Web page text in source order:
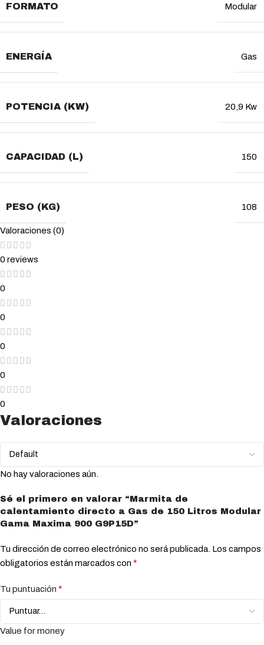
FORMATO Modular
ENERGÍA Gas
POTENCIA (KW) 20,9 Kw
CAPACIDAD (L) 150
PESO (KG) 108
Valoraciones (0)
0 reviews
0
0
0
0
0
Valoraciones
No hay valoraciones aún.
Sé el primero en valorar “Marmita de
calentamiento directo a Gas de 150 Litros Modular
Gama Maxima 900 G9P15D”
Tu dirección de correo electrónico no será publicada. Los campos
obligatorios están marcados con *
Tu puntuación *
Value for money